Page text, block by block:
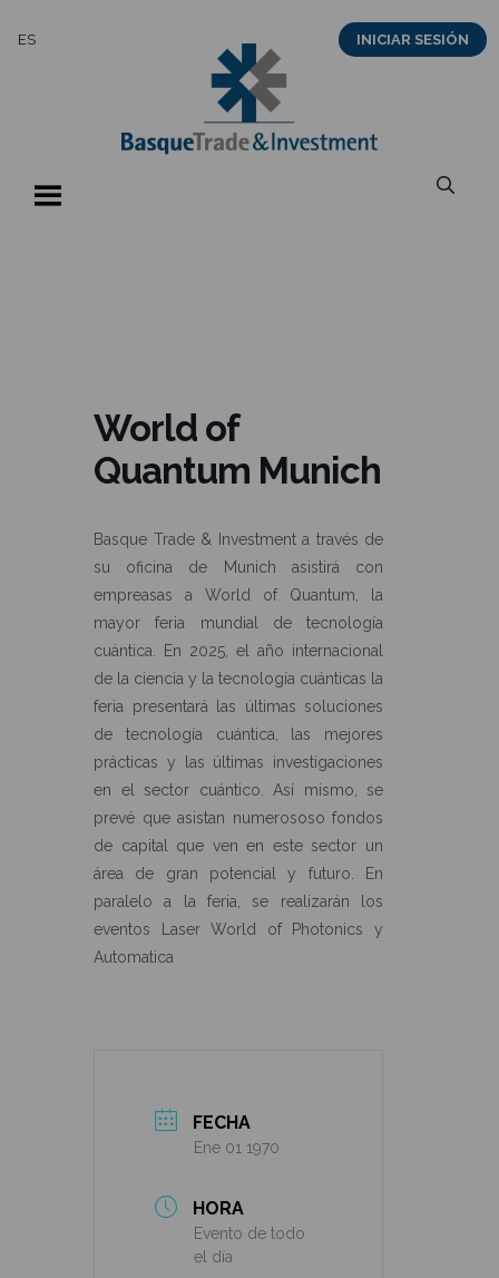
ES INICIAR SESIÓN
World of
Quantum Munich
Basque Trade & Investment a través de
su oficina de Munich asistirá con
empreasas a World of Quantum, la
mayor feria mundial de tecnología
cuántica. En 2025, el año internacional
de la ciencia y la tecnología cuánticas la
feria presentará las últimas soluciones
de tecnología cuántica, las mejores
prácticas y las últimas investigaciones
en el sector cuántico. Así mismo, se
prevé que asistan numerososo fondos
de capital que ven en este sector un
área de gran potencial y futuro. En
paralelo a la feria, se realizarán los
eventos Laser World of Photonics y
Automatica
FECHA
Ene 01 1970
HORA
Evento de todo
el día